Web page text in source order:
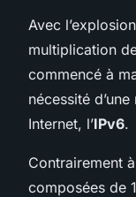
Avec
multiplication
commencé à
nécessité
Internet, l’IPv6.
Contrairement
composées de